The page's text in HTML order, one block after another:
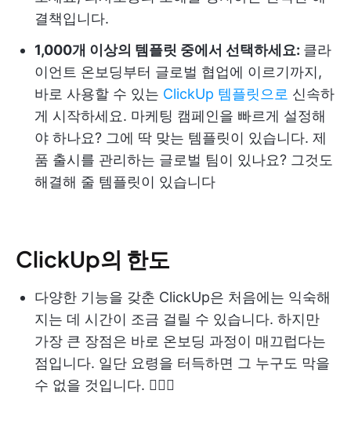
결책입니다.
1,000개 이상의 템플릿 중에서 선택하세요: 클라
이언트 온보딩부터 글로벌 협업에 이르기까지,
바로 사용할 수 있는 ClickUp 템플릿으로 신속하
게 시작하세요. 마케팅 캠페인을 빠르게 설정해
야 하나요? 그에 딱 맞는 템플릿이 있습니다. 제
품 출시를 관리하는 글로벌 팀이 있나요? 그것도
해결해 줄 템플릿이 있습니다
ClickUp의 한도
다양한 기능을 갖춘 ClickUp은 처음에는 익숙해
지는 데 시간이 조금 걸릴 수 있습니다. 하지만
가장 큰 장점은 바로 온보딩 과정이 매끄럽다는
점입니다. 일단 요령을 터득하면 그 누구도 막을
수 없을 것입니다. 🏃🏻‍♂️